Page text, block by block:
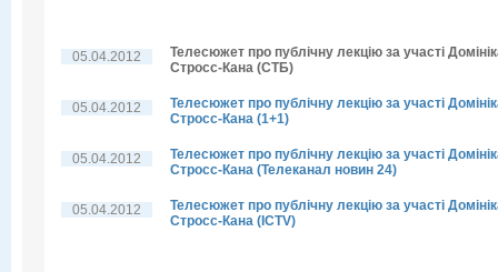
05.04.2012
Телесюжет про публічну лекцію за участі
Стросс-Кана (СТБ)
05.04.2012
Телесюжет про публічну лекцію за участі
Стросс-Кана (1+1)
05.04.2012
Телесюжет про публічну лекцію за участі
Стросс-Кана (Телеканал новин 24)
05.04.2012
Телесюжет про публічну лекцію за участі
Стросс-Кана (ICTV)